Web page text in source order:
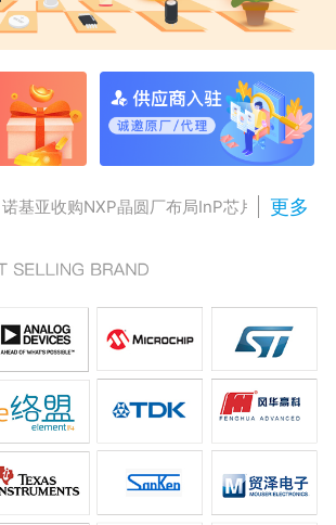
诺基亚收购NXP晶圆厂布局InP芯片
Anthropic组建AI芯片团队
AMD二季度营收增50%，数据中心业务将翻倍
更多